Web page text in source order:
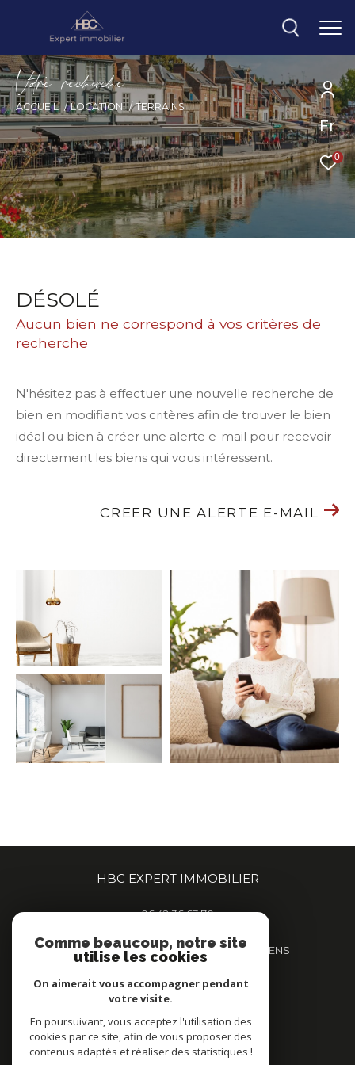
Fr
0
Vore recece
ACCUEIL LOCATION TERRAINS
DÉSOLÉ
Aucun bien ne correspond à vos critères de
recherche
N'hésitez pas à effectuer une nouvelle recherche de
bien en modifiant vos critères afin de trouver le bien
idéal ou bien à créer une alerte e-mail pour recevoir
directement les biens qui vous intéressent.
CREER UNE ALERTE E-MAIL
HBC EXPERT IMMOBILIER
06 42 36 63 70
359 Boulevard de Beauvillé, 80000 AMIENS
NOUS SUIVRE SUR
Comme beaucoup, notre site
utilise les cookies
On aimerait vous accompagner pendant
votre visite.
En poursuivant, vous acceptez l'utilisation des
cookies par ce site, afin de vous proposer des
contenus adaptés et réaliser des statistiques !